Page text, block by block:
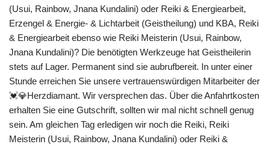
(Usui, Rainbow, Jnana Kundalini) oder Reiki & Energiearbeit,
Erzengel & Energie- & Lichtarbeit (Geistheilung) und KBA, Reiki
& Energiearbeit ebenso wie Reiki Meisterin (Usui, Rainbow,
Jnana Kundalini)? Die benötigten Werkzeuge hat Geistheilerin
stets auf Lager. Permanent sind sie aubrufbereit. In unter einer
Stunde erreichen Sie unsere vertrauenswürdigen Mitarbeiter der
💓️💎Herzdiamant. Wir versprechen das. Über die Anfahrtkosten
erhalten Sie eine Gutschrift, sollten wir mal nicht schnell genug
sein. Am gleichen Tag erledigen wir noch die Reiki, Reiki
Meisterin (Usui, Rainbow, Jnana Kundalini) oder Reiki &